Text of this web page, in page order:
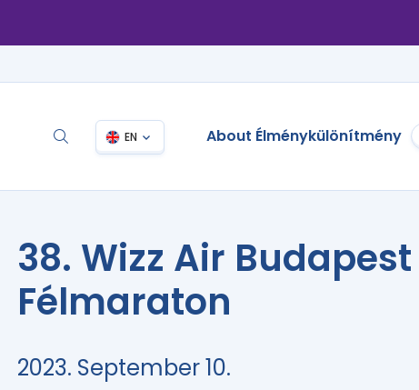
EN About Élménykülönítmény
38. Wizz Air Budapest
Félmaraton
2023. September 10.